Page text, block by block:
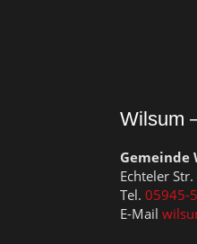
Wilsum
Gemeinde
Echteler
Tel.05945-
E-Mail